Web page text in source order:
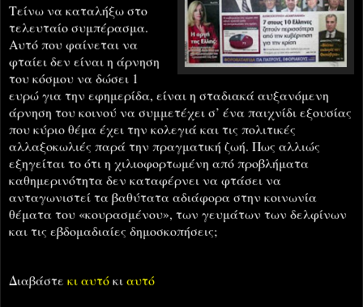
Τείνω να καταλήξω στο
τελευταίο συμπέρασμα.
Αυτό που φαίνεται να
φταίει δεν είναι η άρνηση
του κόσμου να δώσει 1
ευρώ για την εφημερίδα, είναι η σταδιακά αυξανόμενη
άρνηση του κοινού να συμμετέχει σ’ ένα παιχνίδι εξουσίας
που κύριο θέμα έχει την κολεγιά και τις πολιτικές
αλλαξοκωλιές παρά την πραγματική ζωή. Πως αλλιώς
εξηγείται το ότι η χιλιοφορτωμένη από προβλήματα
καθημερινότητα δεν καταφέρνει να φτάσει να
ανταγωνιστεί τα βαθύτατα αδιάφορα στην κοινωνία
θέματα του «κουρασμένου», των γευμάτων των δελφίνων
και τις εβδομαδιαίες δημοσκοπήσεις;
Διαβάστε κι αυτόκιαυτό